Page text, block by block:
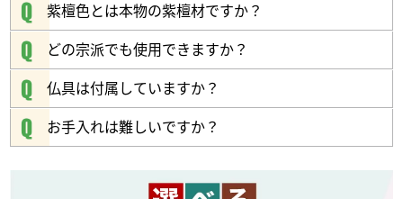
紫檀色とは本物の紫檀材ですか？
どの宗派でも使用できますか？
仏具は付属していますか？
お手入れは難しいですか？